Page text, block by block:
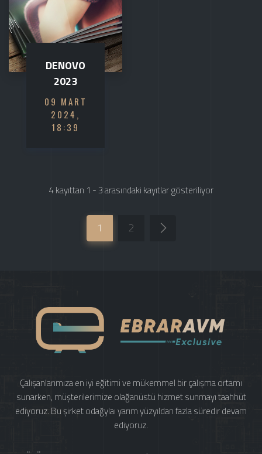
DENOVO
2023
09 MART
2024,
18:39
4 kayıttan 1 - 3 arasındaki kayıtlar gösteriliyor
1 2
Çalışanlarımıza en iyi eğitimi ve mükemmel bir çalışma ortamı
sunarken, müşterilerimize olağanüstü hizmet sunmayı taahhüt
ediyoruz. Bu şirket odağylaı yarım yüzyıldan fazla süredir devam
ediyoruz.